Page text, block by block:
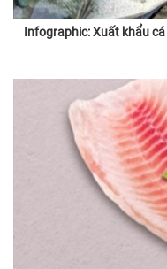
Infographic: Xuất khẩu